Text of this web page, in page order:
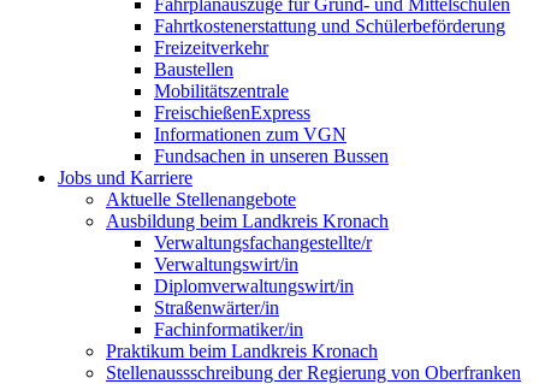
Fahrplanauszüge für Grund- und Mittelschulen
Fahrtkostenerstattung und Schülerbeförderung
Freizeitverkehr
Baustellen
Mobilitätszentrale
FreischießenExpress
Informationen zum VGN
Fundsachen in unseren Bussen
Jobs und Karriere
Aktuelle Stellenangebote
Ausbildung beim Landkreis Kronach
Verwaltungsfachangestellte/r
Verwaltungswirt/in
Diplomverwaltungswirt/in
Straßenwärter/in
Fachinformatiker/in
Praktikum beim Landkreis Kronach
Stellenaussschreibung der Regierung von Oberfranken